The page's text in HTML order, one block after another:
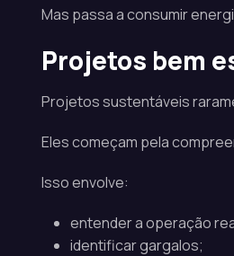
Mas passa a consumir
Projetos bem
Projetos sustentáveis
Eles começam pela
Isso envolve:
entender a operação
identificar gargalos;